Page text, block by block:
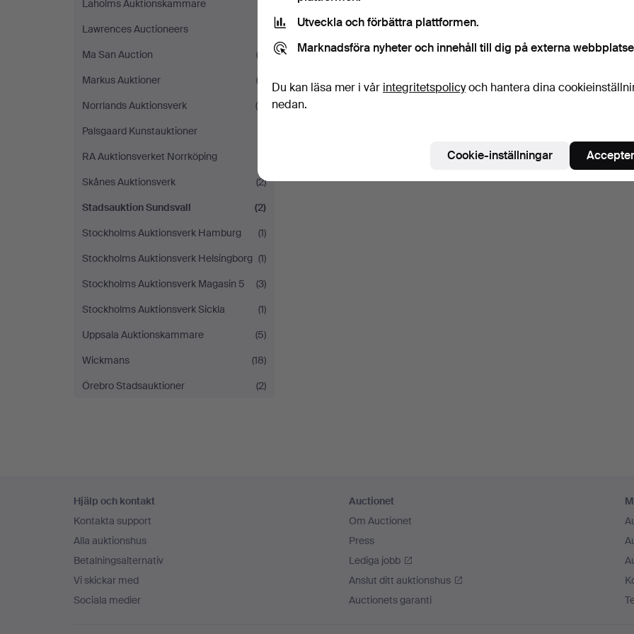
Laholms Auktionskammare
Lawrences Auctioneers
Ma San Auction
(2)
Markus Auktioner
(3)
Norrlands Auktionsverk
(4)
Palsgaard Kunstauktioner
RA Auktionsverket Norrköping
Skånes Auktionsverk
(2)
Stadsauktion Sundsvall
(2)
Stockholms Auktionsverk Hamburg
(1)
Stockholms Auktionsverk Helsingborg (1)
Stockholms Auktionsverk Magasin 5
(3)
Stockholms Auktionsverk Sickla
(1)
Uppsala Auktionskammare
(5)
Wickmans
(18)
Örebro Stadsauktioner
(2)
Hjälp och kontakt
Kontakta support
Alla auktionshus
Betalningsalternativ
Vi skickar med
Sociala medier
Auctionet
Om Auctionet
Press
Lediga jobb
Anslut ditt auktionshus
Auctionets garanti
Utveckla och förbättra plattformen.
Marknadsföra nyheter och innehåll till dig på externa
Du kan läsa mer i vår integritetspolicyoch hantera dina
nedan.
Cookie-inställningar